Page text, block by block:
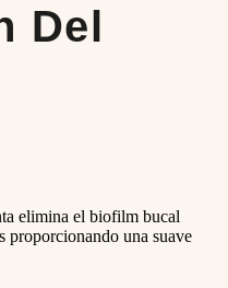
Del
elimina el biofilm bucal
proporcionando una suave